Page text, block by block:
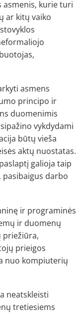
asmenis, kurie turi
ar kitų vaiko
asmens
principo ir
duomenimis
vykdydami
būtų vieša
aktų nuostatas.
galioja taip
darbo
ir programinės
ir duomenų
priežiūra,
prieigos
nuo kompiuterių
neatskleisti
tretiesiems